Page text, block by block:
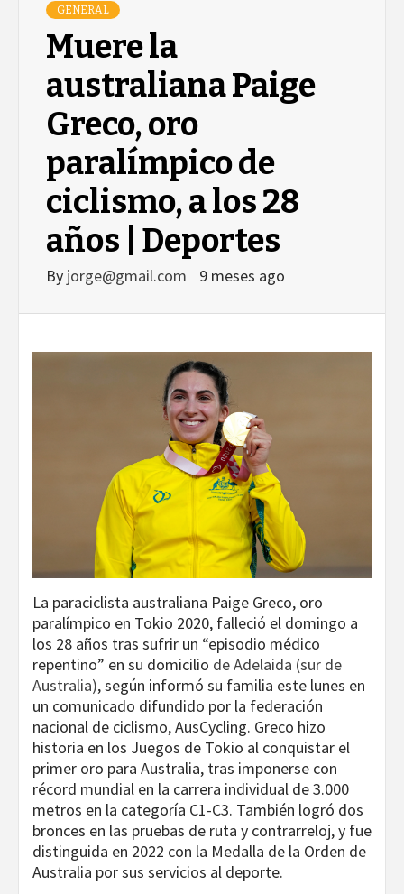
GENERAL
Muere la
australiana Paige
Greco, oro
paralímpico de
ciclismo, a los 28
años | Deportes
By jorge@gmail.com 9 meses ago
La paraciclista australiana Paige Greco, oro
paralímpico en Tokio 2020, falleció el domingo a
los 28 años tras sufrir un “episodio médico
repentino” en su domicilio de Adelaida (sur de
Australia), según informó su familia este lunes en
un comunicado difundido por la federación
nacional de ciclismo, AusCycling. Greco hizo
historia en los Juegos de Tokio al conquistar el
primer oro para Australia, tras imponerse con
récord mundial en la carrera individual de 3.000
metros en la categoría C1-C3. También logró dos
bronces en las pruebas de ruta y contrarreloj, y fue
distinguida en 2022 con la Medalla de la Orden de
Australia por sus servicios al deporte.